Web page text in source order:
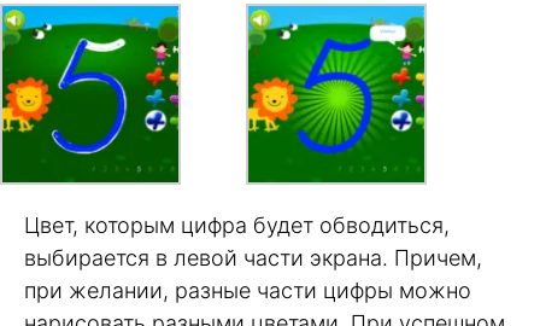
Цвет, которым цифра будет обводиться,
выбирается в левой части экрана. Причем,
при желании, разные части цифры можно